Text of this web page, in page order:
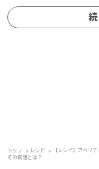
い。特に初夏のアペリ
に触れる夜風の冷たさ
トップ レシピ
【レシピ】アペリ
その真髄とは？